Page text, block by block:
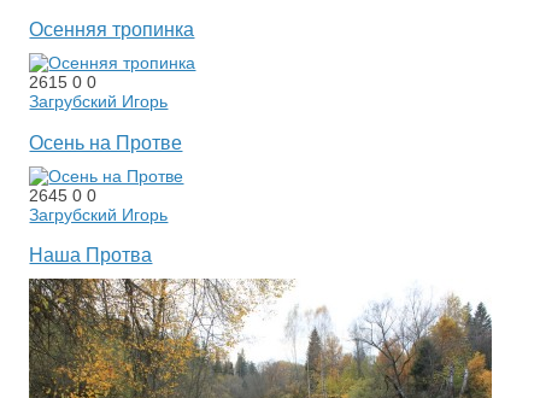
Осенняя тропинка
261500
Загрубский Игорь
Осень на Протве
264500
Загрубский Игорь
Наша Протва